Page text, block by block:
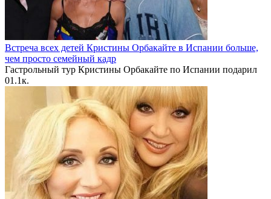
Встреча всех детей Кристины Орбакайте в Испании больше,
чем просто семейный кадр
Гастрольный тур Кристины Орбакайте по Испании подарил
01.1к.